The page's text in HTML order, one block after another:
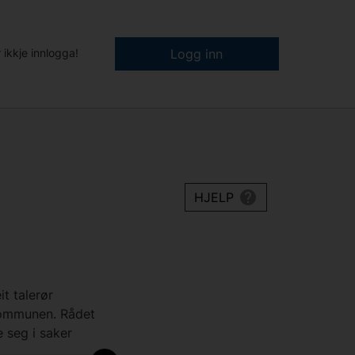
ikkje innlogga! Logg inn
talerør
Rådet
seg i saker
HJELP